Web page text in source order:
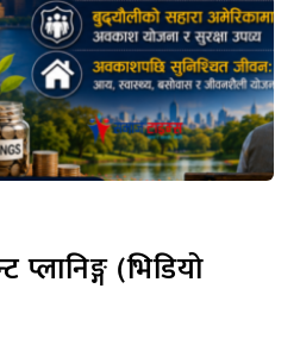
प्लानिङ्ग (भिडियो